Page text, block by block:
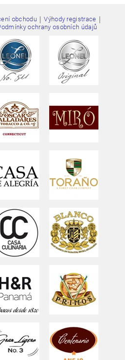
obchodu Výhody registrace
ochrany osobních údajů